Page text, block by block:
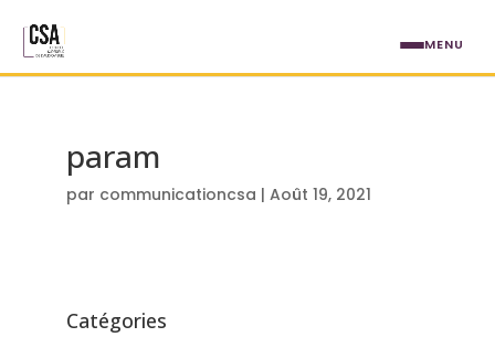
param
par communicationcsa | Août 19, 2021
Catégories
MENU